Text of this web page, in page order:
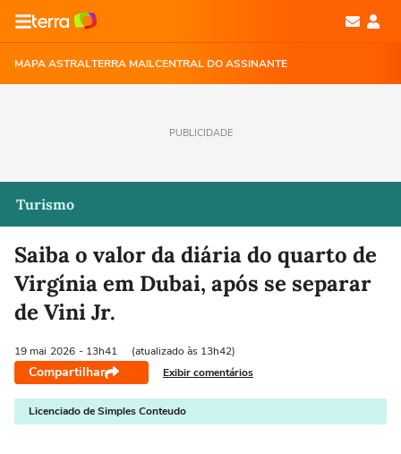
MAPA ASTRALTERRA MAILCENTRAL DO ASSINANTE
PUBLICIDADE
Turismo
Saiba o valor da diária do quarto de
Virgínia em Dubai, após se separar
de Vini Jr.
19 mai 2026 - 13h41 (atualizado às 13h42)
Compartilhar Exibir comentários
Licenciado de Simples Conteudo